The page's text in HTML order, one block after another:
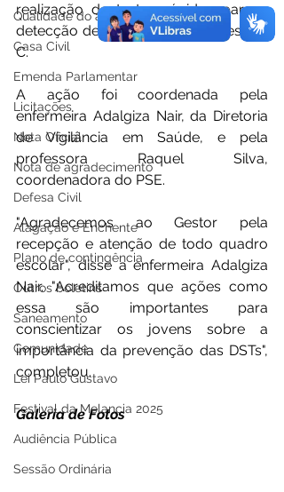
Qualidade do ar
Casa Civil
Emenda Parlamentar
Licitações
Nota Oficial
Nota de agradecimento
Defesa Civil
Alagação e Enchente
Plano de contingência
Outros boletins
Saneamento
Comunidade
Lei Paulo Gustavo
Festival da Melancia 2025
Audiência Pública
Sessão Ordinária
realização de testes rápidos para a
detecção de HIV, sífilis e hepatites B e
C.
A ação foi coordenada pela
enfermeira Adalgiza Nair, da Diretoria
de Vigilância em Saúde, e pela
professora Raquel Silva,
coordenadora do PSE.
"Agradecemos ao Gestor pela
recepção e atenção de todo quadro
escolar", disse a enfermeira Adalgiza
Nair. "Acreditamos que ações como
essa são importantes para
conscientizar os jovens sobre a
importância da prevenção das DSTs",
completou.
Galeria de Fotos